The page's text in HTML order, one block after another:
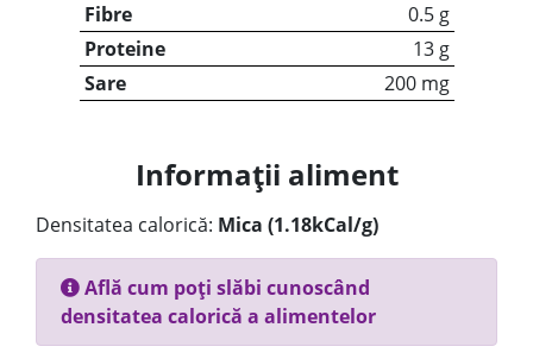
Fibre
0.5 g
Proteine
13 g
Sare
200 mg
Informații aliment
Densitatea calorică: Mica (1.18kCal/g)
Află cum poți slăbi cunoscând
densitatea calorică a alimentelor